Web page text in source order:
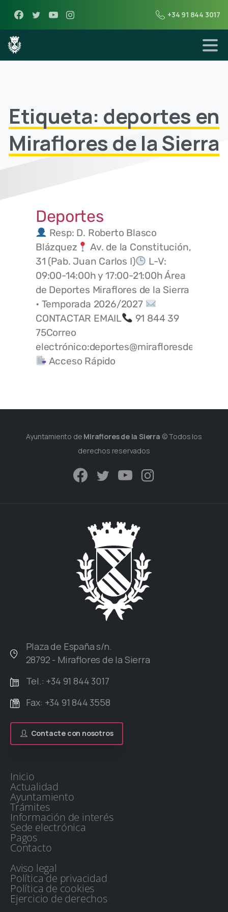
+34 91 844 3017
Etiqueta: deportes en
Miraflores de la Sierra
Deportes
Resp: D. Roberto Blasco
Blázquez
Av. de la Constitución,
31 (Pab. Juan Carlos I)
L-V:
09:00-14:00h y 17:00-21:00h Área
de Deportes Miraflores de la Sierra
• Temporada 2026/2027
CONTACTAR EMAIL
91 844 39
75Correo
Acceso Rápido
Ayuntamiento de Miraflores de la Sierra © Todos los
derechos reservados
Plaza de España s/n.
28792 - Miraflores de la Sierra
Tel.: +34 91 844 3017
Fax: +34 91 844 3558
Contacte con nosotros
Inicio
Actualidad
Ayuntamiento
Trámites
Información de interés
Sede electrónica
Pagos
Contacto
Aviso legal
Política de privacidad
Política de cookies
Ejercicio de derechos